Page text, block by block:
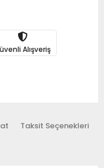
Alışveriş
Taksit Seçenekleri